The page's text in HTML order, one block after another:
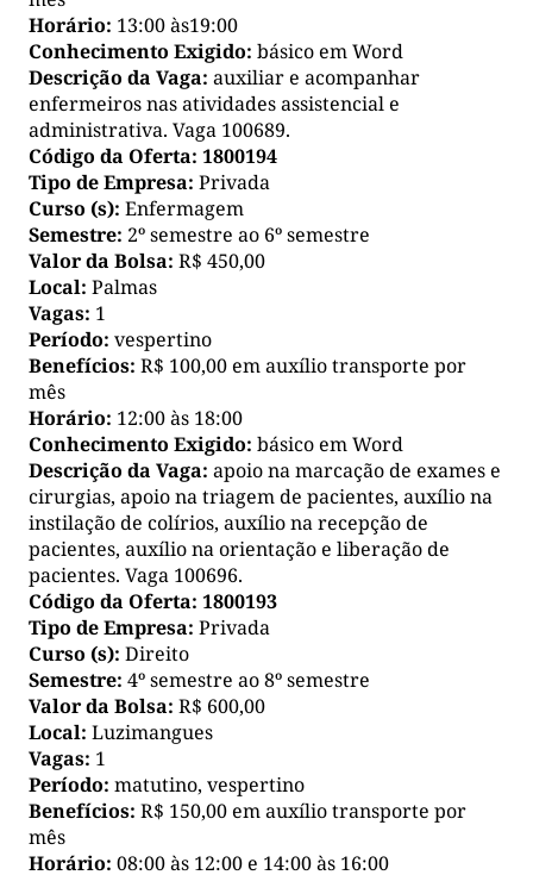
Horário: 13:00 às19:00
Conhecimento Exigido: básico em Word
Descrição da Vaga: auxiliar e acompanhar
enfermeiros nas atividades assistencial e
administrativa. Vaga 100689.
Código da Oferta: 1800194
Tipo de Empresa: Privada
Curso (s): Enfermagem
Semestre: 2º semestre ao 6º semestre
Valor da Bolsa: R$ 450,00
Local: Palmas
Vagas: 1
Período: vespertino
Benefícios: R$ 100,00 em auxílio transporte por
mês
Horário: 12:00 às 18:00
Conhecimento Exigido: básico em Word
Descrição da Vaga: apoio na marcação de exames e
cirurgias, apoio na triagem de pacientes, auxílio na
instilação de colírios, auxílio na recepção de
pacientes, auxílio na orientação e liberação de
pacientes. Vaga 100696.
Código da Oferta: 1800193
Tipo de Empresa: Privada
Curso (s): Direito
Semestre: 4º semestre ao 8º semestre
Valor da Bolsa: R$ 600,00
Local: Luzimangues
Vagas: 1
Período: matutino, vespertino
Benefícios: R$ 150,00 em auxílio transporte por
mês
Horário: 08:00 às 12:00 e 14:00 às 16:00